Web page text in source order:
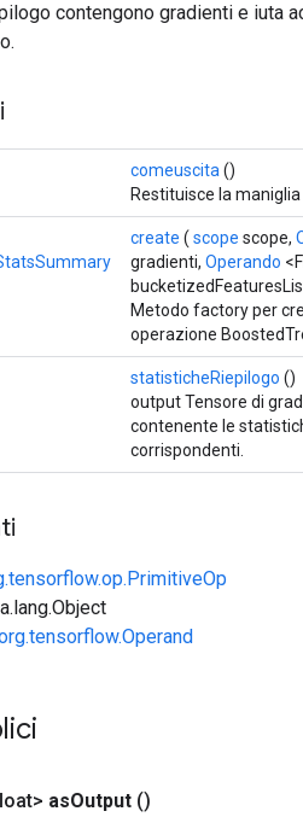
contengono gradienti e iuta
comeuscita ()
Restituisce la
create ( scope scope,
gradienti, Operando
Metodo factory per
operazione
statisticheRiepilogo ()
output Tensore di
contenente le
corrispondenti.
asOutput ()